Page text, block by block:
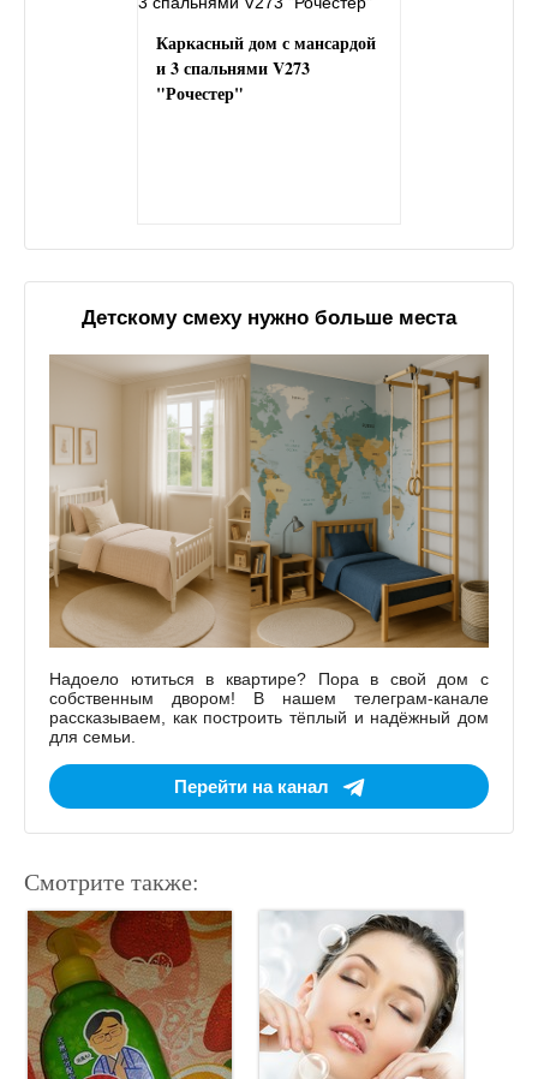
Каркасный дом с мансардой
и 3 спальнями V273
"Рочестер"
Детскому смеху нужно больше места
Надоело ютиться в квартире? Пора в свой дом с
собственным двором! В нашем телеграм-канале
рассказываем, как построить тёплый и надёжный дом
для семьи.
Перейти на канал
Смотрите также: